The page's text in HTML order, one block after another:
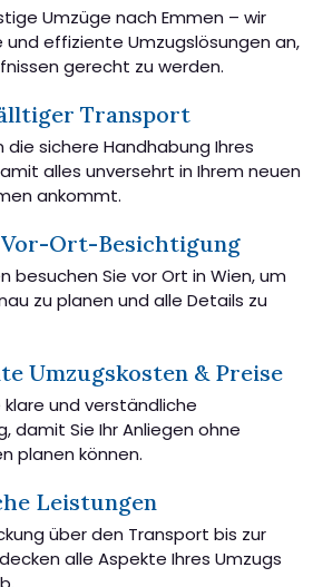
Umzüge nach Emmen – wir
effiziente Umzugslösungen an,
gerecht zu werden.
Transport
die sichere Handhabung Ihres
alles unversehrt in Ihrem neuen
ankommt.
Vor-Ort-Besichtigung
besuchen Sie vor Ort in Wien, um
zu planen und alle Details zu
Umzugskosten & Preise
und verständliche
damit Sie Ihr Anliegen ohne
planen können.
Leistungen
über den Transport bis zur
alle Aspekte Ihres Umzugs